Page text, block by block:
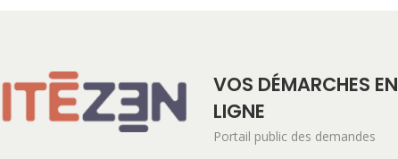
VOS DÉMARCHES EN
LIGNE
Portail public des demandes